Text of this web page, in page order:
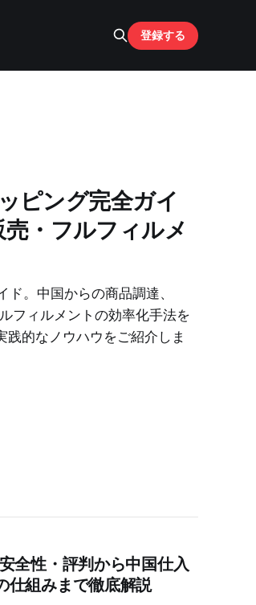
登録する
ピング完全ガイ
・フルフィルメ
。中国からの商品調達、
フィルメントの効率化手法を
的なノウハウをご紹介しま
全性・評判から中国仕入
仕組みまで徹底解説